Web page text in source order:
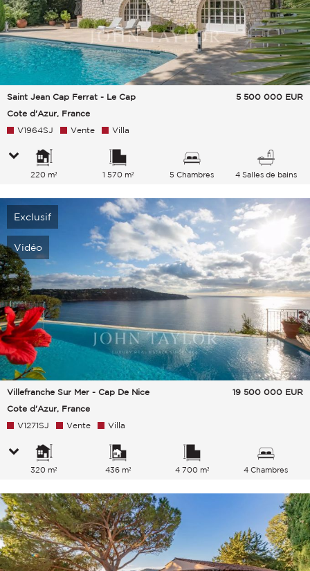
Saint Jean Cap Ferrat - Le Cap
Cote d'Azur, France
5 500 000 EUR
V1964SJ Vente Villa
220 m² 1 570 m² 5 Chambres 4 Salles de bains
Exclusif
Vidéo
Villefranche Sur Mer - Cap De Nice
Cote d'Azur, France
19 500 000 EUR
V1271SJ Vente Villa
320 m² 436 m² 4 700 m² 4 Chambres